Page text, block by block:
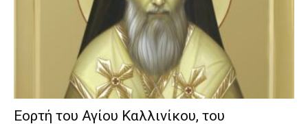
Εορτή του Αγίου Καλλινίκου, του